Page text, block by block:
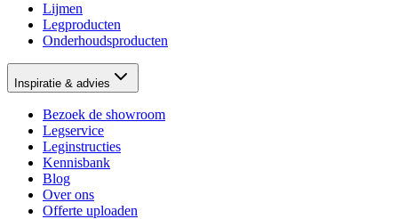
Lijmen
Legproducten
Onderhoudsproducten
Inspiratie & advies
Bezoek de showroom
Legservice
Leginstructies
Kennisbank
Blog
Over ons
Offerte uploaden